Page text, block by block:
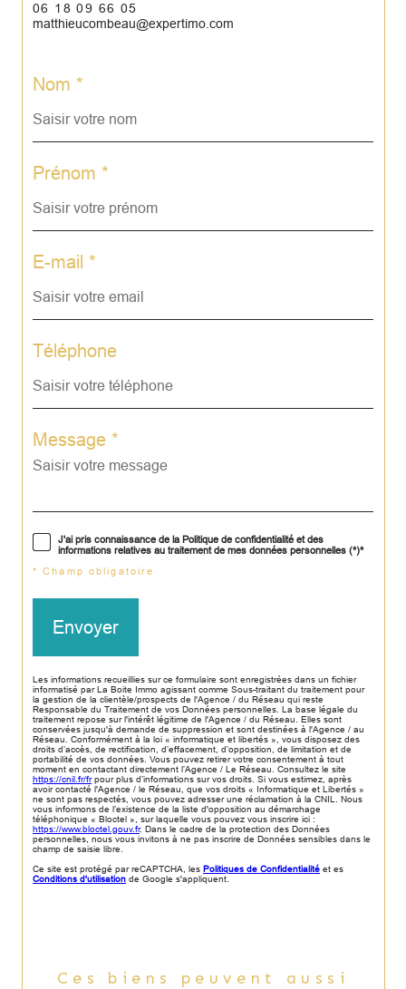
06 18 09 66 05
matthieucombeau@expertimo.com
Nom *
Prénom *
E-mail *
Téléphone
Message *
J'ai pris connaissance de la Politique de confidentialité et des
informations relatives au traitement de mes données personnelles (*)*
* Champ obligatoire
Envoyer
Les informations recueillies sur ce formulaire sont enregistrées dans un fichier
informatisé par La Boite Immo agissant comme Sous-traitant du traitement pour
la gestion de la clientèle/prospects de l'Agence / du Réseau qui reste
Responsable du Traitement de vos Données personnelles. La base légale du
traitement repose sur l'intérêt légitime de l'Agence / du Réseau. Elles sont
conservées jusqu'à demande de suppression et sont destinées à l'Agence / au
Réseau. Conformément à la loi « informatique et libertés », vous disposez des
droits d’accès, de rectification, d’effacement, d’opposition, de limitation et de
portabilité de vos données. Vous pouvez retirer votre consentement à tout
moment en contactant directement l’Agence / Le Réseau. Consultez le site
https://cnil.fr/frpour plus d’informations sur vos droits. Si vous estimez, après
avoir contacté l'Agence / le Réseau, que vos droits « Informatique et Libertés »
ne sont pas respectés, vous pouvez adresser une réclamation à la CNIL. Nous
vous informons de l’existence de la liste d'opposition au démarchage
téléphonique « Bloctel », sur laquelle vous pouvez vous inscrire ici :
https://www.bloctel.gouv.fr. Dans le cadre de la protection des Données
personnelles, nous vous invitons à ne pas inscrire de Données sensibles dans le
champ de saisie libre.
Ce site est protégé par reCAPTCHA, les Politiques de Confidentialité et es
Conditions d'utilisation de Google s'appliquent.
Ces biens peuvent aussi